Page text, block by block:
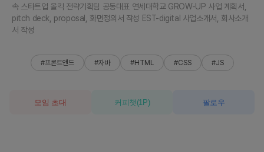
속 스타트업 올킥 전략기획팀 공동대표 연세대학교 GROW-UP 사업 계획서,
pitch deck, proposal, 화면정의서 작성 EST-digital 사업소개서, 회사소개
서 작성
#프론트앤드 #자바 #HTML #CSS #JS
모임 초대 커피챗 (1 P) 팔로우